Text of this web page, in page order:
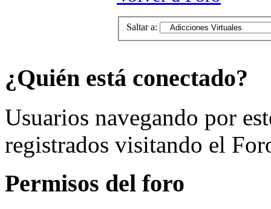
Saltar a:
¿Quién está conectado?
Usuarios navegando por
registrados visitando el
Permisos del foro